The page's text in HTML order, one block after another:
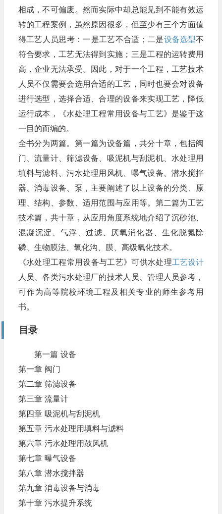
相成，不可偏废。然而实际中却总能见到不能有效运
转的工程案例，虽然原因很多，但至少有三个方面值
得工艺人员思考：一是工艺不合适；二是设备选型不
符合要求，工艺无法得到实施；三是工程的运转费用
高，企业无法承受。因此，对于一个工程，工艺技术
人员不仅需要会选用合适的工艺，同时也要会对设备
进行选型，选择合适、合理的设备来实现工艺，降低
运行成本，《水处理工程常用设备与工艺》是鉴于这
一目的而编的。
全书分为两篇。第一篇为设备篇，共分十章，包括阀
门、流量计、筛滤设备、吸泥机与刮泥机、水处理用
填料与滤料、污水处理用风机、曝气设备、潜水搅拌
器、消毒设备、泵，主要阐述了以上设备的分类、原
理、结构、参数、适用范围与应用等。第二篇为工艺
技术篇，共十章，从应用角度系统地介绍了沉砂池、
混凝沉淀、气浮、过滤、厌氧消化器、生化脱氮除
磷、生物膜法、氧化沟、膜、高级氧化技术。
《水处理工程常用设备与工艺》可供水处理工艺设计
人员、各类污水处理厂的技术人员、管理人员参考，
可作为高等院校环境工程及相关专业的师生参考用
书。
目录
第一篇 设备
第一章 阀门
第二章 筛滤设备
第三章 流量计
第四章 吸泥机与刮泥机
第五章 污水处理用填料与滤料
第六章 污水处理用鼓风机
第七章 曝气设备
第八章 潜水搅拌器
第九章 消毒设备与消毒
第十章 污水提升系统